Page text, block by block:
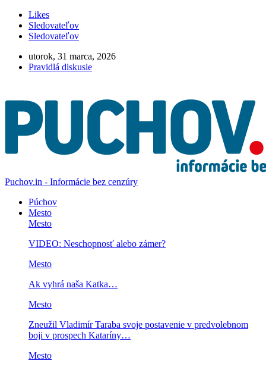
Likes
Sledovateľov
Sledovateľov
utorok, 31 marca, 2026
Pravidlá diskusie
Puchov.in - Informácie bez cenzúry
Púchov
Mesto
Mesto
VIDEO: Neschopnosť alebo zámer?
Mesto
Ak vyhrá naša Katka…
Mesto
Zneužil Vladimír Taraba svoje postavenie v predvolebnom
boji v prospech Kataríny…
Mesto